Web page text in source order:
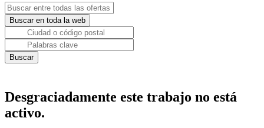
Desgraciadamente este trabajo no está
activo.